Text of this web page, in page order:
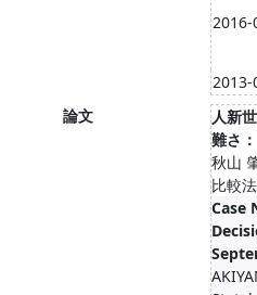
2016-
2013-
論文
人新
難さ
秋山
比較
Case